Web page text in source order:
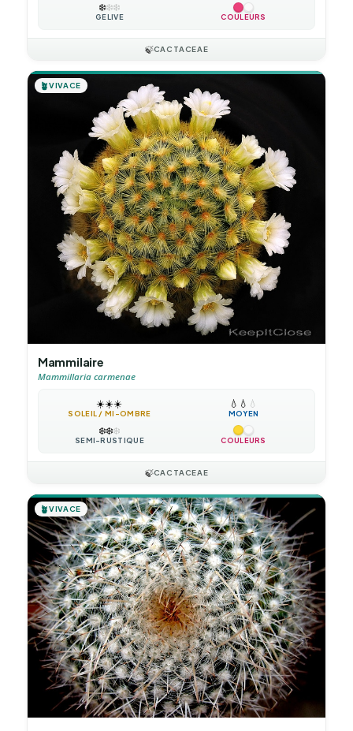
❄️❄️❄️
GÉLIVE COULEURS
🍃CACTACEAE
🪴VIVACE
Mammilaire
Mammillaria carmenae
☀️☀️☀️
SOLEIL / MI-OMBRE
💧 💧 💧
MOYEN
❄️❄️❄️
SEMI-RUSTIQUE COULEURS
🍃CACTACEAE
🪴VIVACE